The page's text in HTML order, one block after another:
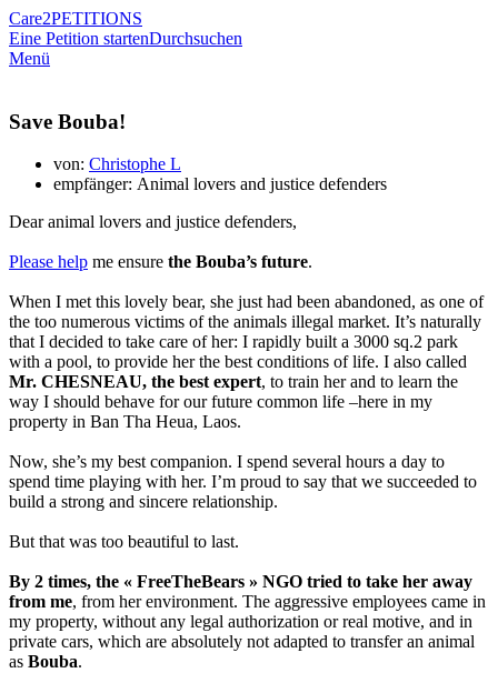
Care2PETITIONS
Eine Petition startenDurchsuchen
Menü
Save Bouba!
von: Christophe L
empfänger: Animal lovers and justice defenders
Dear animal lovers and justice defenders,
Please help me ensure the Bouba’s future.
When I met this lovely bear, she just had been abandoned, as one of
the too numerous victims of the animals illegal market. It’s naturally
that I decided to take care of her: I rapidly built a 3000 sq.2 park
with a pool, to provide her the best conditions of life. I also called
Mr. CHESNEAU, the best expert, to train her and to learn the
way I should behave for our future common life –here in my
property in Ban Tha Heua, Laos.
Now, she’s my best companion. I spend several hours a day to
spend time playing with her. I’m proud to say that we succeeded to
build a strong and sincere relationship.
But that was too beautiful to last.
By 2 times, the « FreeTheBears » NGO tried to take her away
from me, from her environment. The aggressive employees came in
my property, without any legal authorization or real motive, and in
private cars, which are absolutely not adapted to transfer an animal
as Bouba.